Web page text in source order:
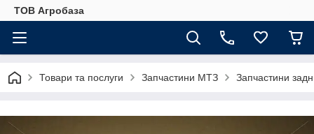
ТОВ Агробаза
Товари та послуги Запчастини МТЗ Запчастини